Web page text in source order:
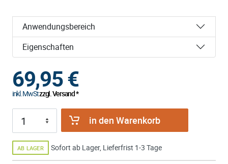
Anwendungsbereich
Eigenschaften
69,95€
inkl. MwStzzgl. Versand *
in den Warenkorb
AB LAGER Sofort ab Lager, Lieferfrist 1-3 Tage